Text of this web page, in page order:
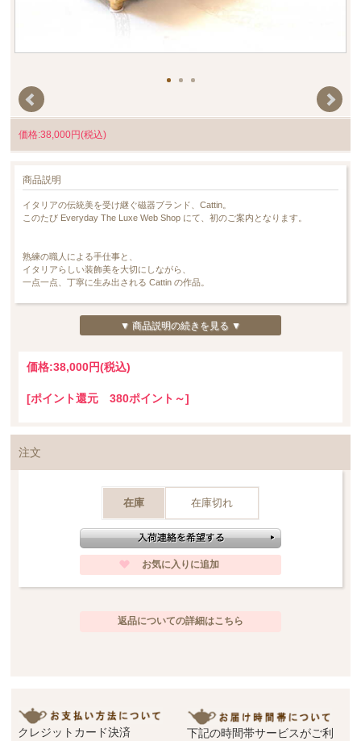
価格:38,000円(税込)
商品説明
イタリアの伝統美を受け継ぐ磁器ブランド、Cattin。
このたび Everyday The Luxe Web Shop にて、初のご案内となります。
熟練の職人による手仕事と、
イタリアらしい装飾美を大切にしながら、
一点一点、丁寧に生み出される Cattin の作品。
24Kゴールドを用いた気品ある金彩は、
長い歴史の中で培われた技術と美意識の結晶です。
クラシックな佇まいでありながら、
どこか軽やかで、現代の暮らしにも自然と溶け込む――
“飾るため”だけではなく、
イタリアならではの磁器ブランドです。
こちらは Cache Pot と呼ばれる鉢でございます。
先日ご紹介いたしましたスモールサイズよりも、
ひとまわり大きく、存在感のあるミディアムサイズ。
どの角度から見てもリボンガーランドのデザインが入り、
約 19 × 9 × 7 cm（高さ）
注意事項
▼ 商品説明の続きを見る ▼
価格:38,000円(税込)
[ポイント還元 380ポイント～]
注文
在庫 在庫切れ
返品についての詳細はこちら
クレジットカード決済
下記の時間帯サービスがご利